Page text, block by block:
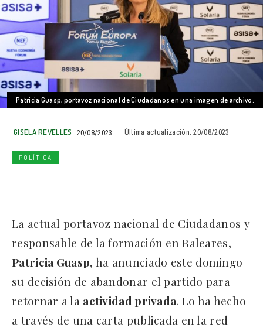
Patricia Guasp, portavoz nacional de Ciudadanos en una imagen de archivo.
GISELA REVELLES 20/08/2023 Última actualización: 20/08/2023
POLÍTICA
La actual portavoz nacional de Ciudadanos y
responsable de la formación en Baleares,
Patricia Guasp, ha anunciado este domingo
su decisión de abandonar el partido para
retornar a la actividad privada. Lo ha hecho
a través de una carta publicada en la red